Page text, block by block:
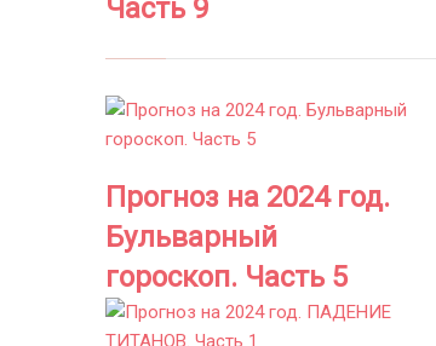
Часть 9
Прогноз на 2024 год.
Бульварный
гороскоп. Часть 5